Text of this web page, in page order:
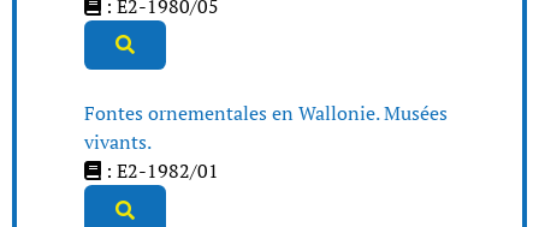
: E2-1980/05
Fontes ornementales en Wallonie. Musées
vivants.
: E2-1982/01